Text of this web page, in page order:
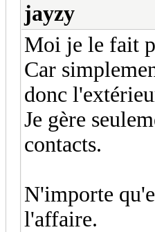
jayzy
Moi je le fait
Car
donc
Je gère
contacts.
N'importe
l'affaire.